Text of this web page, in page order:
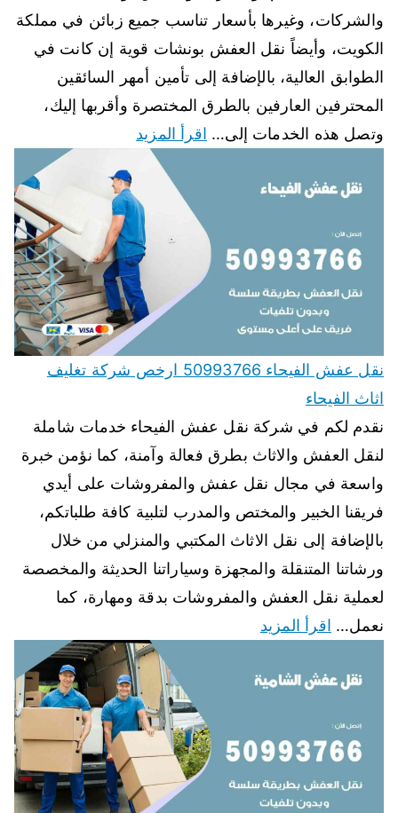
والشركات، وغيرها بأسعار تناسب جميع زبائن في مملكة
الكويت، وأيضاً نقل العفش بونشات قوية إن كانت في
الطوابق العالية، بالإضافة إلى تأمين أمهر السائقين
المحترفين العارفين بالطرق المختصرة وأقربها إليك،
وتصل هذه الخدمات إلى… اقرأ المزيد
نقل عفش الفيحاء 50993766 ارخص شركة تغليف
اثاث الفيحاء
نقدم لكم في شركة نقل عفش الفيحاء خدمات شاملة
لنقل العفش والاثاث بطرق فعالة وآمنة، كما نؤمن خبرة
واسعة في مجال نقل عفش والمفروشات على أيدي
فريقنا الخبير والمختص والمدرب لتلبية كافة طلباتكم،
بالإضافة إلى نقل الاثاث المكتبي والمنزلي من خلال
ورشاتنا المتنقلة والمجهزة وسياراتنا الحديثة والمخصصة
لعملية نقل العفش والمفروشات بدقة ومهارة، كما
نعمل… اقرأ المزيد